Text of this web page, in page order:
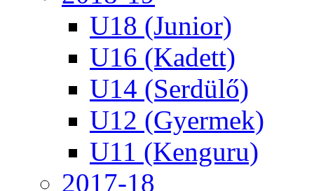
U18 (Junior)
U16 (Kadett)
U14 (Serdülő)
U12 (Gyermek)
U11 (Kenguru)
2017-18